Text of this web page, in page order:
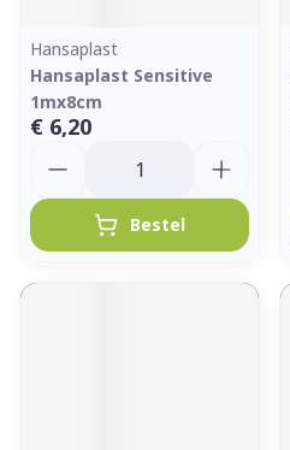
Hansaplast
Hansaplast Sensitive
1mx8cm
€ 6,20
Bestel